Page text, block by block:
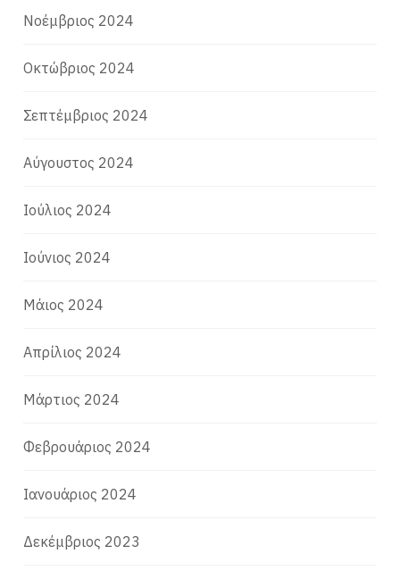
Νοέμβριος 2024
Οκτώβριος 2024
Σεπτέμβριος 2024
Αύγουστος 2024
Ιούλιος 2024
Ιούνιος 2024
Μάιος 2024
Απρίλιος 2024
Μάρτιος 2024
Φεβρουάριος 2024
Ιανουάριος 2024
Δεκέμβριος 2023